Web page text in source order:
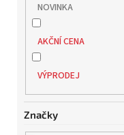
NOVINKA
AKČNÍ CENA
VÝPRODEJ
Značky